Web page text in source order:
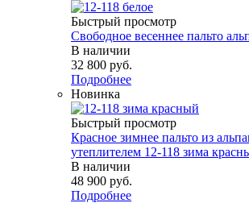
Быстрый просмотр
Свободное весеннее пальто
В наличии
32 800 руб.
Подробнее
Новинка
Быстрый просмотр
Красное зимнее пальто из
утеплителем 12-118 зима
В наличии
48 900 руб.
Подробнее